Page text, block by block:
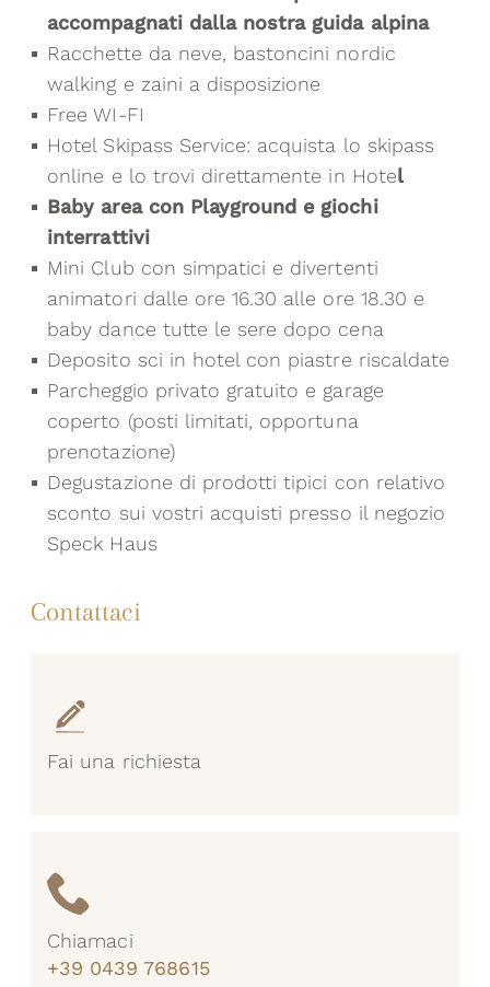
accompagnati dalla nostra guida alpina
Racchette da neve, bastoncini nordic
walking e zaini a disposizione
Free WI-FI
Hotel Skipass Service: acquista lo skipass
online e lo trovi direttamente in Hotel
Baby area con Playground e giochi
interrattivi
Mini Club con simpatici e divertenti
animatori dalle ore 16.30 alle ore 18.30 e
baby dance tutte le sere dopo cena
Deposito sci in hotel con piastre riscaldate
Parcheggio privato gratuito e garage
coperto (posti limitati, opportuna
prenotazione)
Degustazione di prodotti tipici con relativo
sconto sui vostri acquisti presso il negozio
Speck Haus
Contattaci
Fai una richiesta
Chiamaci
+39 0439 768615